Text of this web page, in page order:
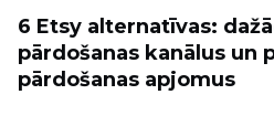
6 Etsy alternatīvas:
pārdošanas kanālus un
pārdošanas apjomus